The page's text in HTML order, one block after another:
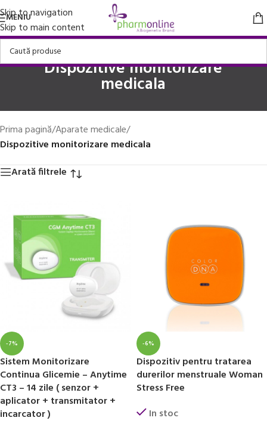
Skip to navigation
Skip to main content
MENIU
Dispozitive monitorizare
medicala
Prima pagină/Aparate medicale/
Dispozitive monitorizare medicala
Arată filtrele
-7%
Sistem Monitorizare
Continua Glicemie – Anytime
CT3 – 14 zile ( senzor +
aplicator + transmitator +
incarcator )
-6%
Dispozitiv pentru tratarea
durerilor menstruale Woman
Stress Free
In stoc